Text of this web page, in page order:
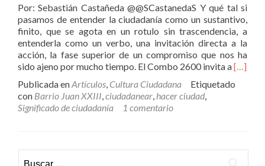
Por: Sebastián Castañeda @@SCastanedaS Y qué tal si
pasamos de entender la ciudadanía como un sustantivo,
finito, que se agota en un rotulo sin trascendencia, a
entenderla como un verbo, una invitación directa a la
acción, la fase superior de un compromiso que nos ha
sido ajeno por mucho tiempo. El Combo 2600 invita aLeer
la
[…]
Publicada enArtículos, Cultura Ciudadana
Etiquetado
con Barrio Juan XXIII,ciudadanear, hacer ciudad,
Significado de ciudadanía
1 comentario